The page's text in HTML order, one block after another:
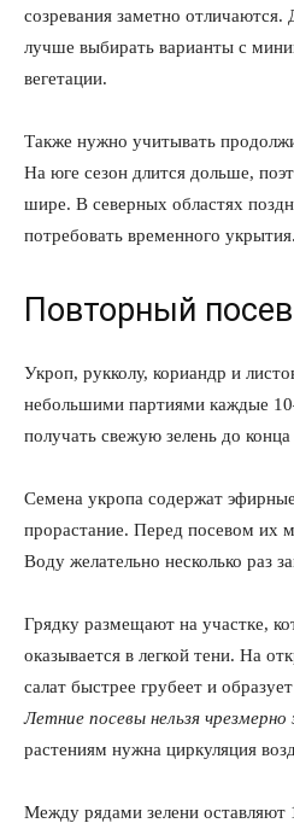
созревания заметно отличаются.
лучше выбирать варианты с
вегетации.
Также нужно учитывать
На юге сезон длится дольше,
шире. В северных областях
потребовать временного укрытия.
Повторный
Укроп, рукколу, кориандр и
небольшими партиями каждые
получать свежую зелень до конца
Семена укропа содержат
прорастание. Перед посевом их
Воду желательно несколько раз
Грядку размещают на участке,
оказывается в легкой тени. На
салат быстрее грубеет и
Летние посевы нельзя
растениям нужна циркуляция
Между рядами зелени оставляют